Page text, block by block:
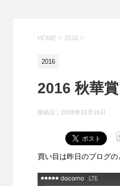
HOME > 2016 >
2016
2016 秋華
投稿日： 2016年10月16日
買い目は昨日のブログ